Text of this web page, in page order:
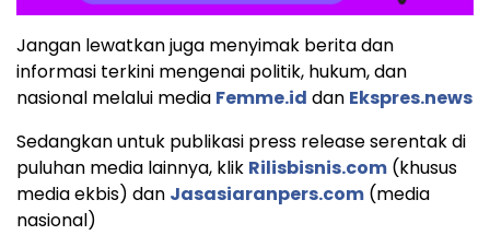
Jangan lewatkan juga menyimak berita dan
informasi terkini mengenai politik, hukum, dan
nasional melalui media Femme.id dan Ekspres.news
Sedangkan untuk publikasi press release serentak di
puluhan media lainnya, klik Rilisbisnis.com (khusus
media ekbis) dan Jasasiaranpers.com (media
nasional)